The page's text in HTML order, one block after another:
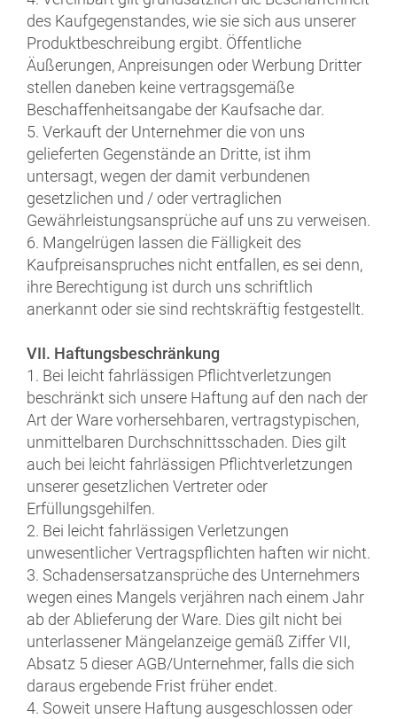
des Kaufgegenstandes, wie sie sich aus unserer
Produktbeschreibung ergibt. Öffentliche
Äußerungen, Anpreisungen oder Werbung Dritter
stellen daneben keine vertragsgemäße
Beschaffenheitsangabe der Kaufsache dar.
5. Verkauft der Unternehmer die von uns
gelieferten Gegenstände an Dritte, ist ihm
untersagt, wegen der damit verbundenen
gesetzlichen und / oder vertraglichen
Gewährleistungsansprüche auf uns zu verweisen.
6. Mangelrügen lassen die Fälligkeit des
Kaufpreisanspruches nicht entfallen, es sei denn,
ihre Berechtigung ist durch uns schriftlich
anerkannt oder sie sind rechtskräftig festgestellt.
VII. Haftungsbeschränkung
1. Bei leicht fahrlässigen Pflichtverletzungen
beschränkt sich unsere Haftung auf den nach der
Art der Ware vorhersehbaren, vertragstypischen,
unmittelbaren Durchschnittsschaden. Dies gilt
auch bei leicht fahrlässigen Pflichtverletzungen
unserer gesetzlichen Vertreter oder
Erfüllungsgehilfen.
2. Bei leicht fahrlässigen Verletzungen
unwesentlicher Vertragspflichten haften wir nicht.
3. Schadensersatzansprüche des Unternehmers
wegen eines Mangels verjähren nach einem Jahr
ab der Ablieferung der Ware. Dies gilt nicht bei
unterlassener Mängelanzeige gemäß Ziffer VII,
Absatz 5 dieser AGB/Unternehmer, falls die sich
daraus ergebende Frist früher endet.
4. Soweit unsere Haftung ausgeschlossen oder